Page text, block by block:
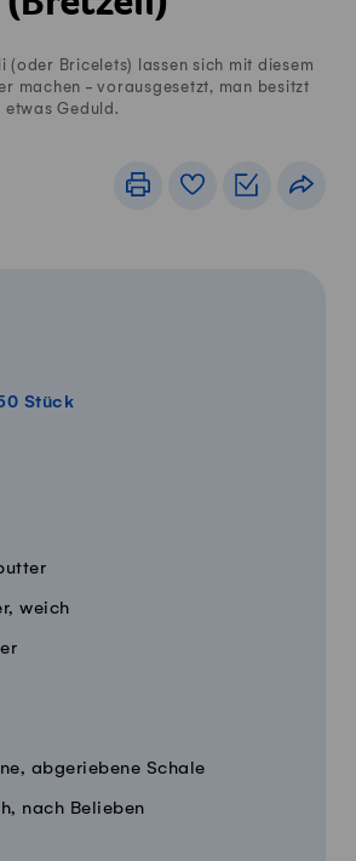
(oder Bricelets) lassen sich mit diesem
machen - vorausgesetzt, man besitzt
etwas Geduld.
Sterne
DruckenRezeptbuch
Stück anzeigen
für 51 Stück anzeigen
Stück
weich
abgeriebene Schale
nach Belieben